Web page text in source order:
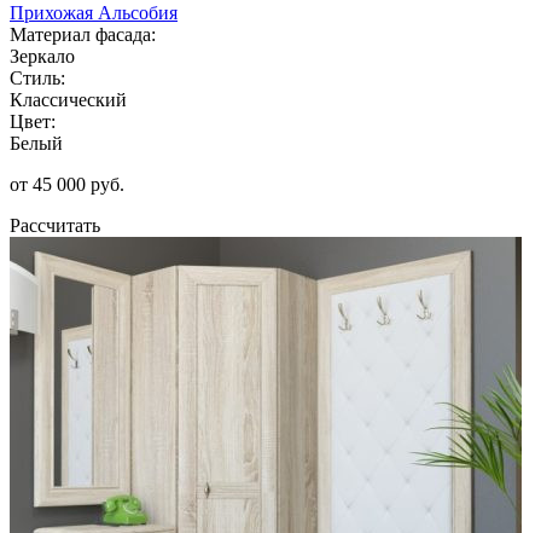
Прихожая Альсобия
Материал фасада:
Зеркало
Стиль:
Классический
Цвет:
Белый
от 45 000 руб.
Рассчитать